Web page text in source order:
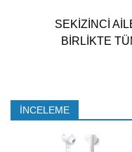
SEKİZİNCİ
BİRLİKTE
İNCELEME